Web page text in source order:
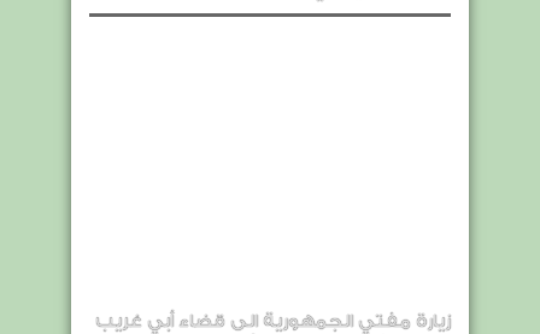
زيارة مفتي الجمهورية الى قضاء أبي غريب